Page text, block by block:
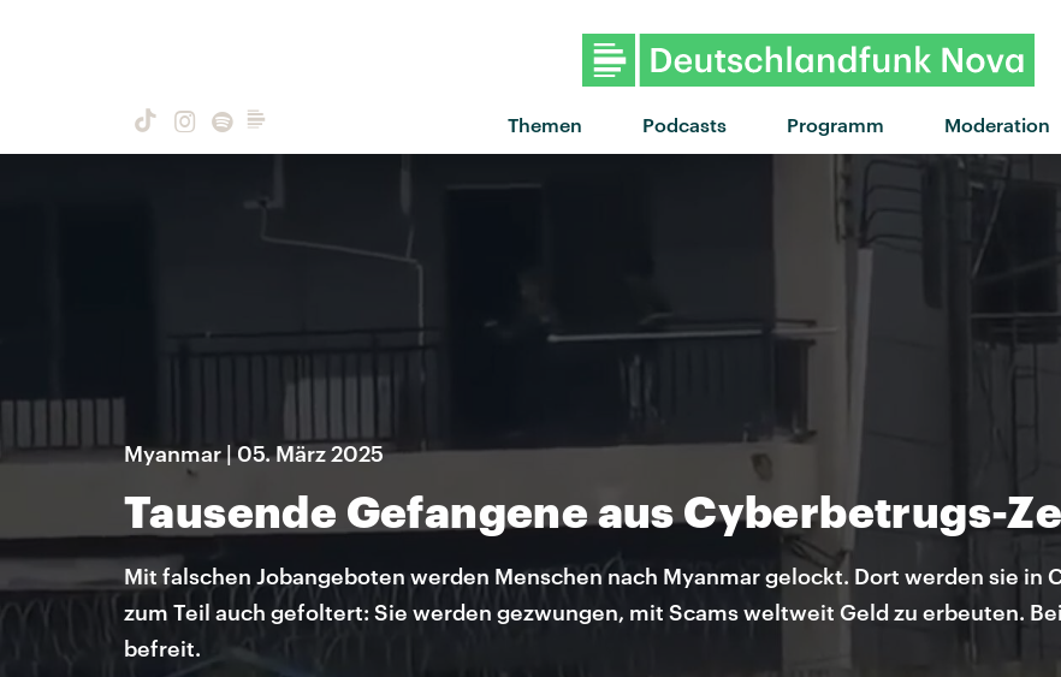
Themen Podcasts Programm Moderation
Myanmar | 05. März 2025
Tausende Gefangene aus Cyberbetrugs-
Mit falschen Jobangeboten werden Menschen nach Myanmar gelockt. Dort werden sie
zum Teil auch gefoltert: Sie werden gezwungen, mit Scams weltweit Geld zu erbeuten.
befreit.